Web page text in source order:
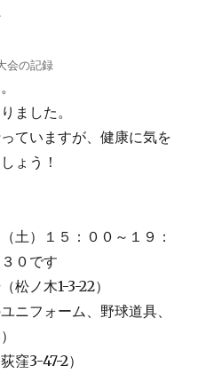
会の記録
ました。
ていますが、健康に気を
ょう！
土）１５：００～１９：
０です
ノ木1-3-22）
ニフォーム、野球道具、
窪3-47-2）